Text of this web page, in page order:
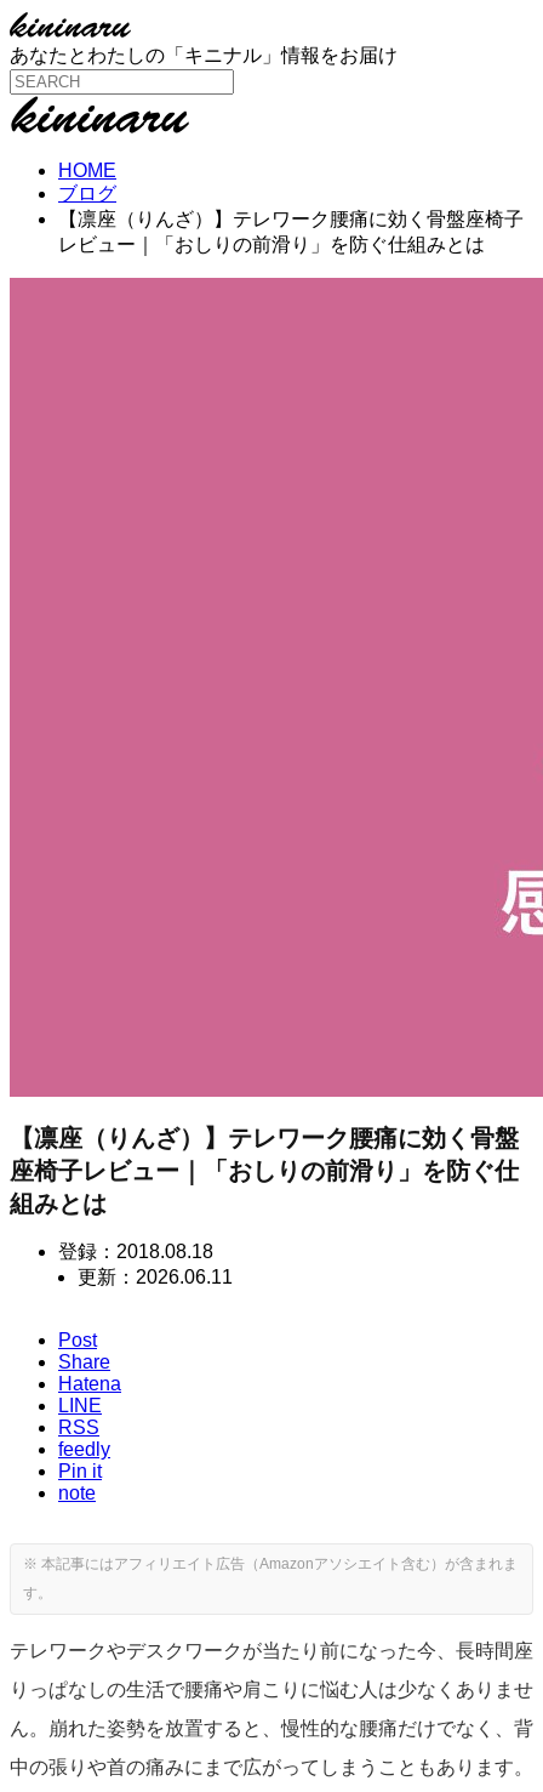
あなたとわたしの「キニナル」情報をお届け
HOME
ブログ
【凛座（りんざ）】テレワーク腰痛に効く骨盤座椅子
レビュー｜「おしりの前滑り」を防ぐ仕組みとは
【凛座（りんざ）】テレワーク腰痛に効く骨盤
座椅子レビュー｜「おしりの前滑り」を防ぐ仕
組みとは
登録： 2018.08.18
更新： 2026.06.11
Post
Share
Hatena
LINE
RSS
feedly
Pin it
note
テレワークやデスクワークが当たり前になった今、長時間座
りっぱなしの生活で腰痛や肩こりに悩む人は少なくありませ
ん。崩れた姿勢を放置すると、慢性的な腰痛だけでなく、背
中の張りや首の痛みにまで広がってしまうこともあります。